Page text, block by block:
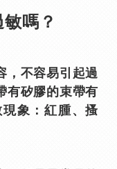
嗎？
，不容易引起過
有矽膠的束帶有
象：紅腫、搔